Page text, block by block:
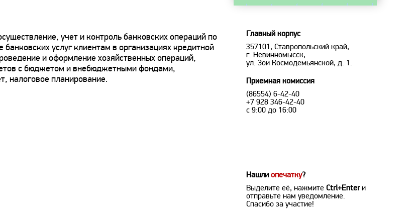
учет и контроль банковских операций по
услуг клиентам в организациях кредитной
и оформление хозяйственных операций,
с бюджетом и внебюджетными фондами,
налоговое планирование.
Главный корпус
357101, Ставропольский край,
г. Невинномысск,
ул. Зои Космодемьянской, д. 1.
Приемная комиссия
(86554) 6-42-40
+7 928 346-42-40
с 9:00 до 16:00
Нашли опечатку?
Выделите её, нажмите Ctrl+Enterи
отправьте нам уведомление.
Спасибо за участие!